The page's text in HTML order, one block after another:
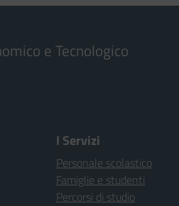
e Tecnologico
I Servizi
Personale scolastico
Famiglie e studenti
Percorsi di studio